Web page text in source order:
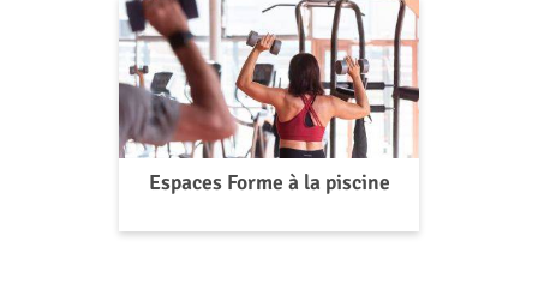
Espaces Forme à la piscine